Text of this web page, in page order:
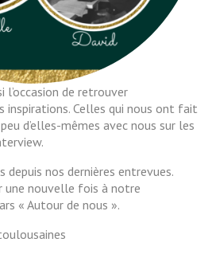
l’occasion de retrouver
Celles qui nous ont fait
d’elles-mêmes avec nous sur les
depuis nos dernières entrevues.
une nouvelle fois à notre
« Autour de nous ».